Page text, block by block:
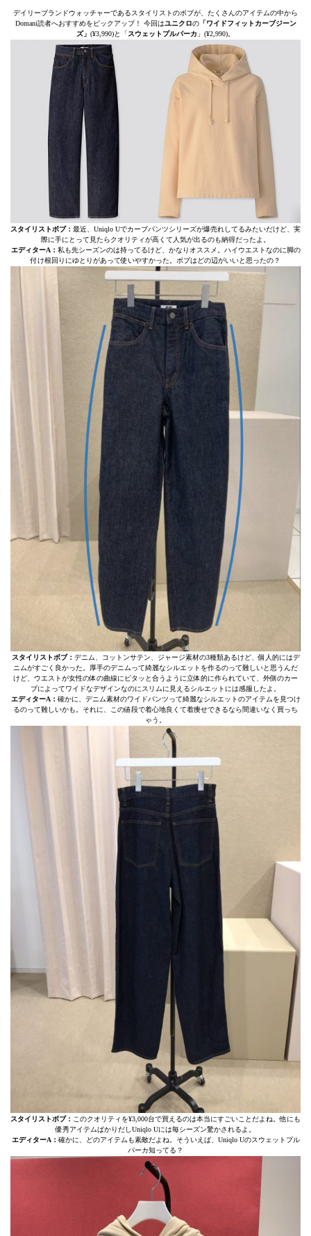
デイリーブランドウォッチャーであるスタイリストのボブが、たくさんのアイテムの中から
Domani読者へおすすめをピックアップ！ 今回はユニクロの「ワイドフィットカーブジーン
ズ」 (¥3,990)と「スウェットプルパーカ 」(¥2,990)。
スタイリストボブ： 最近、Uniqlo Uでカーブパンツシリーズが爆売れしてるみたいだけど、実
際に手にとって見たらクオリティが高くて人気が出るのも納得だったよ。
エディターA： 私も先シーズンのは持ってるけど、かなりオススメ。ハイウエストなのに脚の
付け根回りにゆとりがあって使いやすかった。ボブはどの辺がいいと思ったの？
スタイリストボブ： デニム、コットンサテン、ジャージ素材の3種類あるけど、個人的にはデ
ニムがすごく良かった。厚手のデニムって綺麗なシルエットを作るのって難しいと思うんだ
けど、ウエストが女性の体の曲線にピタッと合うように立体的に作られていて、外側のカー
ブによってワイドなデザインなのにスリムに見えるシルエットには感服したよ。
エディターA： 確かに、デニム素材のワイドパンツって綺麗なシルエットのアイテムを見つけ
るのって難しいかも。それに、この値段で着心地良くて着痩せできるなら間違いなく買っち
ゃう。
スタイリストボブ： このクオリティを¥3,000台で買えるのは本当にすごいことだよね。他にも
優秀アイテムばかりだしUniqlo Uには毎シーズン驚かされるよ。
エディターA： 確かに、どのアイテムも素敵だよね。そういえば、Uniqlo Uのスウェットプル
パーカ知ってる？